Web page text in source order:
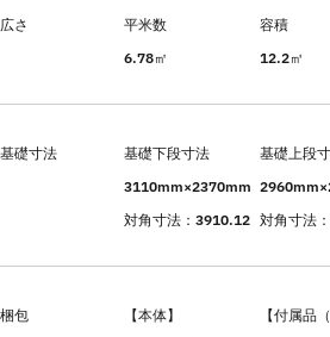
広さ
平米数
6.78㎡
容積
12.2㎥
基礎寸法
基礎下段寸法
3110mm×2370mm
対角寸法：3910.12
基礎上段
対角寸法
梱包
【本体】
【付属品